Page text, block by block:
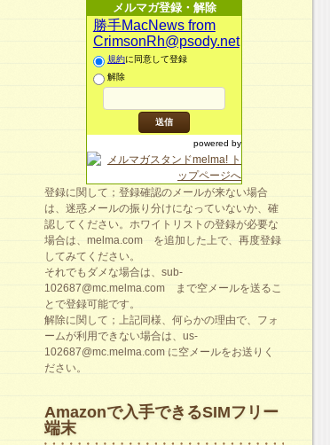
メルマガ登録・解除
勝手MacNews from
CrimsonRh@psody.net
規約に同意して登録
解除
powered by
登録に関して；登録確認のメールが来ない場合
は、迷惑メールの振り分けになっていないか、確
認してください。ホワイトリストの登録が必要な
場合は、melma.com を追加した上で、再度登録
してみてください。
それでもダメな場合は、sub-
102687@mc.melma.com まで空メールを送るこ
とで登録可能です。
解除に関して；上記同様、何らかの理由で、フォ
ームが利用できない場合は、us-
102687@mc.melma.com に空メールをお送りく
ださい。
Amazonで入手できるSIMフリー
端末